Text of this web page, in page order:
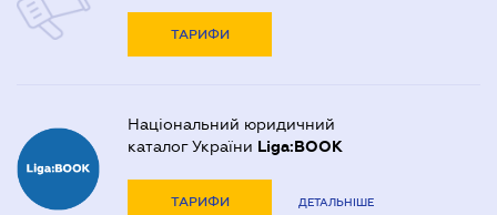
ТАРИФИ
Національний юридичний
каталог України Liga:BOOK
ТАРИФИ ДЕТАЛЬНІШЕ